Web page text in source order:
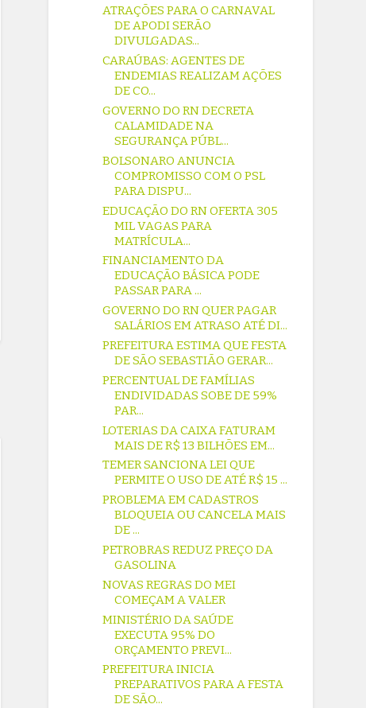
ATRAÇÕES PARA O CARNAVAL
DE APODI SERÃO
DIVULGADAS...
CARAÚBAS: AGENTES DE
ENDEMIAS REALIZAM AÇÕES
DE CO...
GOVERNO DO RN DECRETA
CALAMIDADE NA
SEGURANÇA PÚBL...
BOLSONARO ANUNCIA
COMPROMISSO COM O PSL
PARA DISPU...
EDUCAÇÃO DO RN OFERTA 305
MIL VAGAS PARA
MATRÍCULA...
FINANCIAMENTO DA
EDUCAÇÃO BÁSICA PODE
PASSAR PARA ...
GOVERNO DO RN QUER PAGAR
SALÁRIOS EM ATRASO ATÉ DI...
PREFEITURA ESTIMA QUE FESTA
DE SÃO SEBASTIÃO GERAR...
PERCENTUAL DE FAMÍLIAS
ENDIVIDADAS SOBE DE 59%
PAR...
LOTERIAS DA CAIXA FATURAM
MAIS DE R$ 13 BILHÕES EM...
TEMER SANCIONA LEI QUE
PERMITE O USO DE ATÉ R$ 15 ...
PROBLEMA EM CADASTROS
BLOQUEIA OU CANCELA MAIS
DE ...
PETROBRAS REDUZ PREÇO DA
GASOLINA
NOVAS REGRAS DO MEI
COMEÇAM A VALER
MINISTÉRIO DA SAÚDE
EXECUTA 95% DO
ORÇAMENTO PREVI...
PREFEITURA INICIA
PREPARATIVOS PARA A FESTA
DE SÃO...